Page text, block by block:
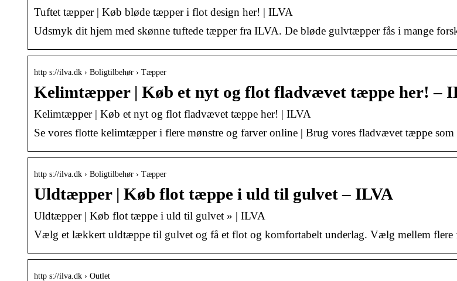
Tuftet tæpper | Køb bløde tæpper i flot design her! | ILVA
Udsmyk dit hjem med skønne tuftede tæpper fra ILVA. De bløde gulvtæpper fås i mange
http s://ilva.dk › Boligtilbehør › Tæpper
Kelimtæpper | Køb et nyt og flot fladvævet tæppe her! –
Kelimtæpper | Køb et nyt og flot fladvævet tæppe her! | ILVA
Se vores flotte kelimtæpper i flere mønstre og farver online | Brug vores fladvævet tæppe
http s://ilva.dk › Boligtilbehør › Tæpper
Uldtæpper | Køb flot tæppe i uld til gulvet – ILVA
Uldtæpper | Køb flot tæppe i uld til gulvet » | ILVA
Vælg et lækkert uldtæppe til gulvet og få et flot og komfortabelt underlag. Vælg mellem flere
http s://ilva.dk › Outlet